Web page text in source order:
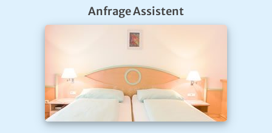
Anfrage Assistent